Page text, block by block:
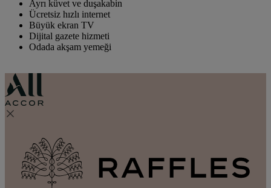
Ayrı küvet ve duşakabin
Ücretsiz hızlı internet
Büyük ekran TV
Dijital gazete hizmeti
Odada akşam yemeği